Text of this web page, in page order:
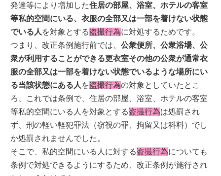
発達等により増加した住居の部屋、浴室、ホテルの客室
等私的空間にいる、衣服の全部又は一部を着けない状態
でいる人 を対象とする盗撮行為に対処するためです。
つまり、改正条例施行前では、公衆便所、公衆浴場、公
衆が利用することができる更衣室その他の公衆が通常衣
服の全部又は一部を着けない状態でいるような場所にい
る当該状態にある人 を盗撮行為の対象としていたとこ
ろ、これでは条例で、住居の部屋、浴室、ホテルの客室
等私的空間にいる人を対象とする盗撮行為は処罰され
ず、刑の軽い軽犯罪法（窃視の罪、拘留又は科料）でし
か処罰されませんでした。
そこで、私的空間にいる人に対する盗撮行為についても
条例で対処できるようにするため、改正条例が施行され